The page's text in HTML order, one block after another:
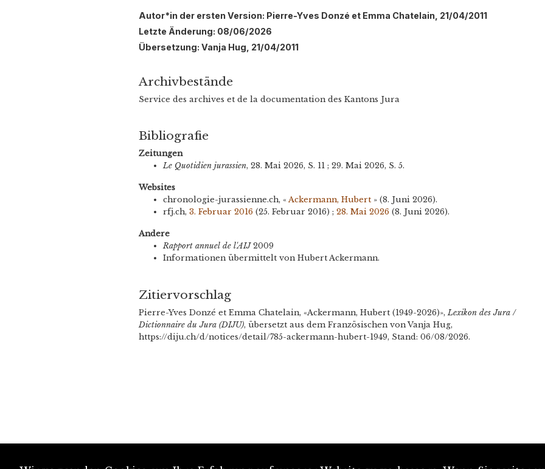
Autor*in der ersten Version: Pierre-Yves Donzé et Emma Chatelain, 21/04/2011
Letzte Änderung: 08/06/2026
Übersetzung: Vanja Hug, 21/04/2011
Archivbestände
Service des archives et de la documentation des Kantons Jura
Bibliografie
Zeitungen
Le Quotidien jurassien, 28. Mai 2026, S. 11 ; 29. Mai 2026, S. 5.
Websites
chronologie-jurassienne.ch, «Ackermann, Hubert » (8. Juni 2026).
rfj.ch,3. Februar 2016 (25. Februar 2016) ;28. Mai 2026 (8. Juni 2026).
Andere
Rapport annuel de l'AIJ2009
Informationen übermittelt von Hubert Ackermann.
Zitiervorschlag
Pierre-Yves Donzé et Emma Chatelain, «Ackermann, Hubert (1949-2026)», Lexikon des Jura /
Dictionnaire du Jura (DIJU), übersetzt aus dem Französischen von Vanja Hug,
https://diju.ch/d/notices/detail/785-ackermann-hubert-1949, Stand: 06/08/2026.